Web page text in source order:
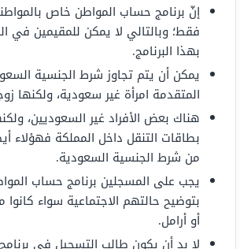
إنّ برنامج حساب المواطن خاص
فقط؛ وبالتالي لا يمكن للمقيمين في
بهذا البرنامج.
يمكن أن يتم تجاوز شرط الجنسية
المتقدمة امرأة غير سعودية، ولكنها
هناك بعض الأفراد غير السعوديين،
بطاقات التنقل داخل المملكة فهؤلاء
من شرط الجنسية السعودية.
يجب على المسجلين برنامج حساب
بتوضيح حالتهم الاجتماعية سواء
أو أرامل.
لا بد أن يكون طالب التسجيل في